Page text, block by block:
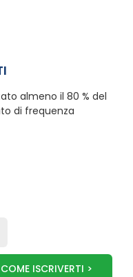
almeno il 80 % del
di frequenza
ISCRIVERTI >